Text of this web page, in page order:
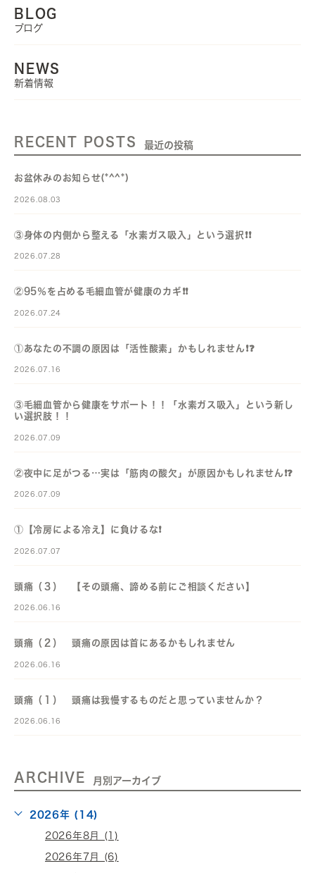
BLOG
ブログ
NEWS
新着情報
RECENT POSTS 最近の投稿
お盆休みのお知らせ(*^^*)
2026.08.03
③身体の内側から整える「水素ガス吸入」という選択❗️❗️
2026.07.28
②95％を占める毛細血管が健康のカギ❗️❗️
2026.07.24
①あなたの不調の原因は「活性酸素」かもしれません❗️❓️
2026.07.16
③毛細血管から健康をサポート！！「水素ガス吸入」という新し
い選択肢！！
2026.07.09
②夜中に足がつる…実は「筋肉の酸欠」が原因かもしれません❗️❓️
2026.07.09
①【冷房による冷え】に負けるな❗️
2026.07.07
頭痛（３） 【その頭痛、諦める前にご相談ください】
2026.06.16
頭痛（２） 頭痛の原因は首にあるかもしれません
2026.06.16
頭痛（１） 頭痛は我慢するものだと思っていませんか？
2026.06.16
ARCHIVE 月別アーカイブ
2026年 (14)
2026年8月 (1)
2026年7月 (6)